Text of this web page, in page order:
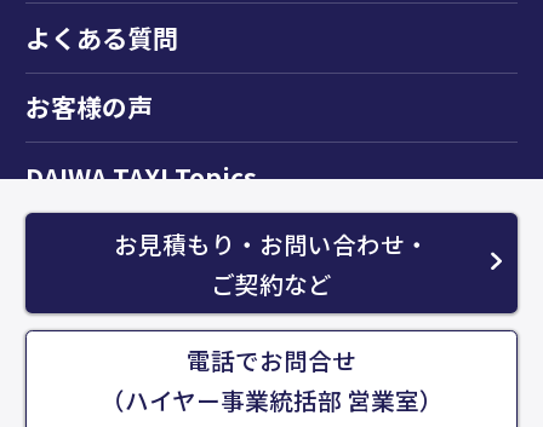
お見積もり・お問い合わせ・
ご契約など
電話でお問合せ
（ハイヤー事業統括部 営業室）
よくある質問
お客様の声
DAIWA TAXI Topics
お知らせ
運送約款
個人情報保護方針について
DAIWA TAXI Topics